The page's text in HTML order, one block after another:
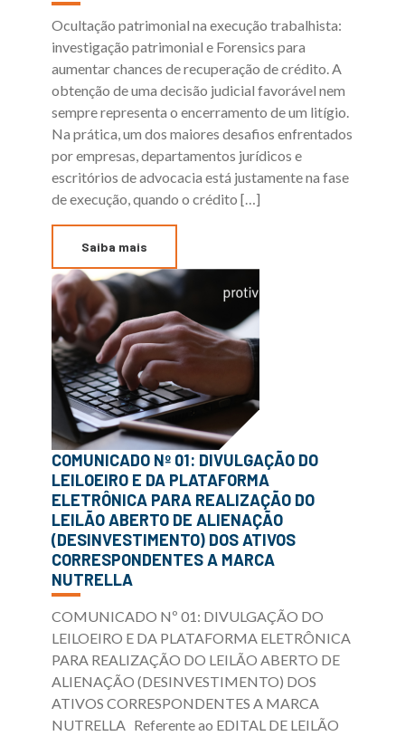
Ocultação patrimonial na execução trabalhista:
investigação patrimonial e Forensics para
aumentar chances de recuperação de crédito. A
obtenção de uma decisão judicial favorável nem
sempre representa o encerramento de um litígio.
Na prática, um dos maiores desafios enfrentados
por empresas, departamentos jurídicos e
escritórios de advocacia está justamente na fase
de execução, quando o crédito […]
Saiba mais
COMUNICADO Nº 01: DIVULGAÇÃO DO
LEILOEIRO E DA PLATAFORMA
ELETRÔNICA PARA REALIZAÇÃO DO
LEILÃO ABERTO DE ALIENAÇÃO
(DESINVESTIMENTO) DOS ATIVOS
CORRESPONDENTES A MARCA
NUTRELLA
COMUNICADO Nº 01: DIVULGAÇÃO DO
LEILOEIRO E DA PLATAFORMA ELETRÔNICA
PARA REALIZAÇÃO DO LEILÃO ABERTO DE
ALIENAÇÃO (DESINVESTIMENTO) DOS
ATIVOS CORRESPONDENTES A MARCA
NUTRELLA Referente ao EDITAL DE LEILÃO